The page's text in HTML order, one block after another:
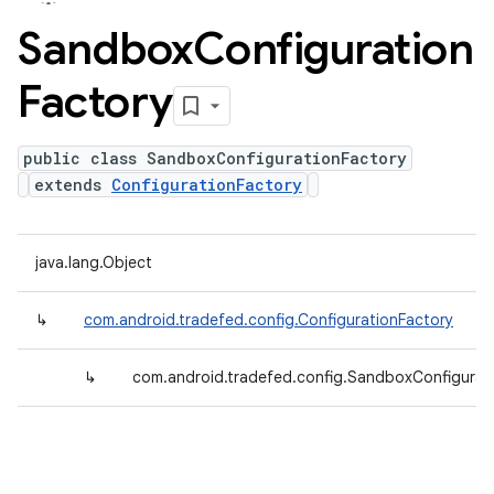
SandboxConfiguration
Factory
public class SandboxConfigurationFactory
extends ConfigurationFactory
java.lang.Object
↳ com.android.tradefed.config.ConfigurationFactory
↳